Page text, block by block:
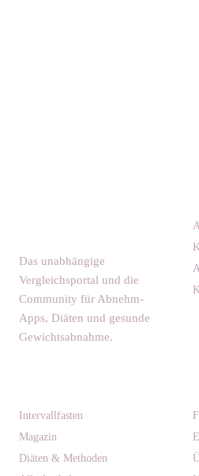
Das unabhängige
Vergleichsportal und die
Community für Abnehm-
Apps, Diäten und gesunde
Gewichtsabnahme.
Intervallfasten
Magazin
Diäten & Methoden